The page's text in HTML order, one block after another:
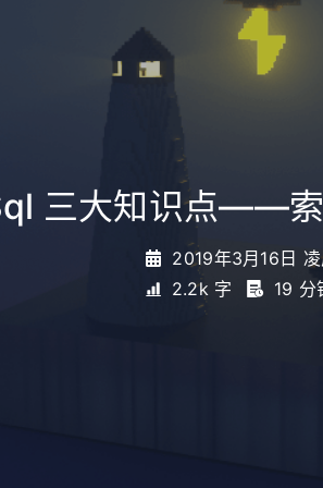
三大知识点——
2019年3月16日
2.2k 字
19 分